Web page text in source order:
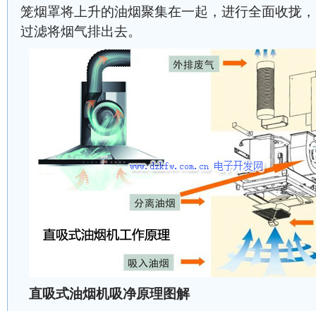
笼烟罩将上升的油烟聚集在一起，进行全面收拢
过滤将烟气排出去。
直吸式油烟机吸净原理图解